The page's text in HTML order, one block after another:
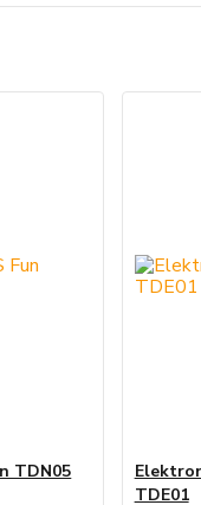
TDN05
TDE01